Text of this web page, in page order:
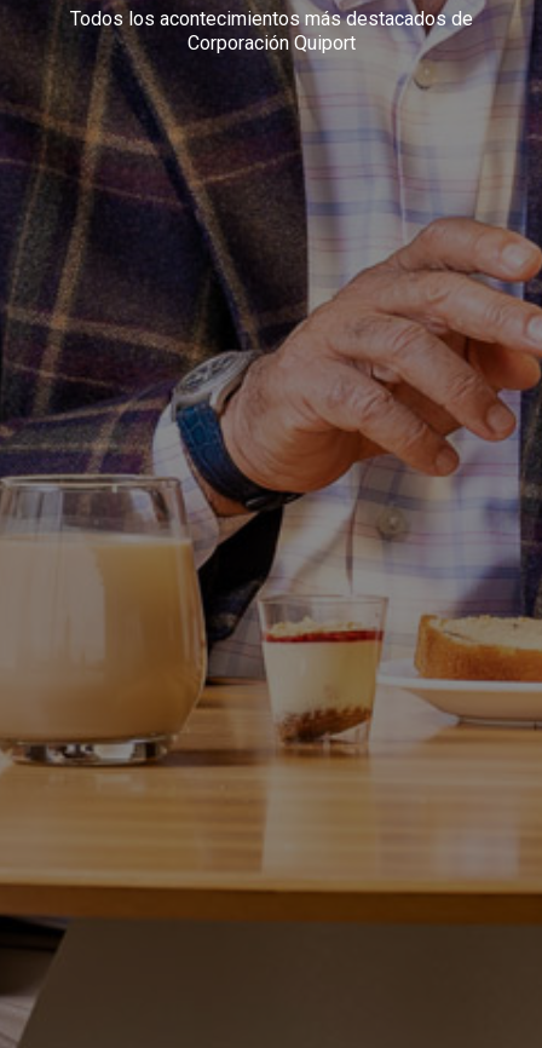
Todos los acontecimientos más destacados de
Corporación Quiport